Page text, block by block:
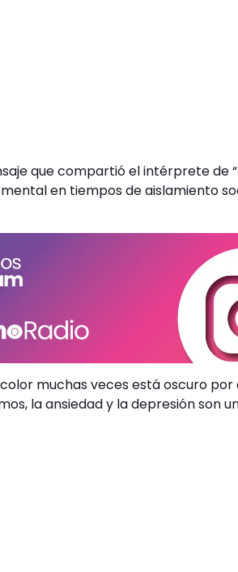
que compartió el intérprete de
en tiempos de aislamiento
color muchas veces está oscuro
la ansiedad y la depresión son